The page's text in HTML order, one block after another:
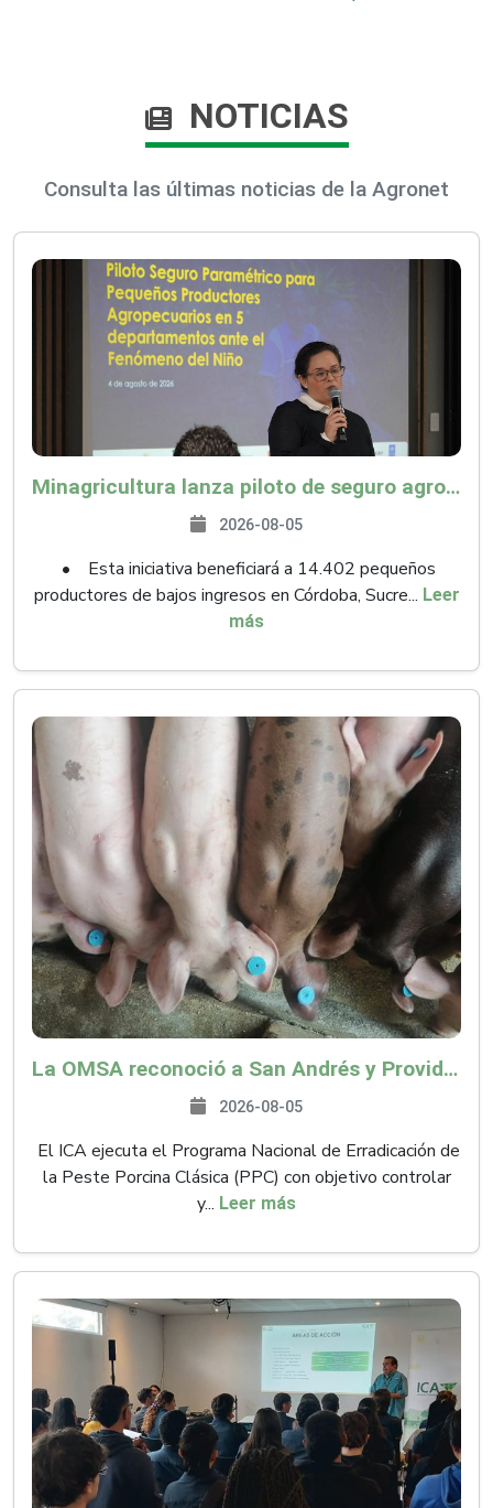
NOTICIAS
Consulta las últimas noticias de la Agronet
Minagricultura lanza piloto de seguro agropecuario por $9.625 millones para proteger a más de 14.000 pequeños productores contra riesgos del Fenómeno de El Niño
2026-08-05
• Esta iniciativa beneficiará a 14.402 pequeños
productores de bajos ingresos en Córdoba, Sucre... Leer
más
La OMSA reconoció a San Andrés y Providencia como zona libre de Peste Porcina Clásica (PPC)
2026-08-05
El ICA ejecuta el Programa Nacional de Erradicación de
la Peste Porcina Clásica (PPC) con objetivo controlar
y... Leer más